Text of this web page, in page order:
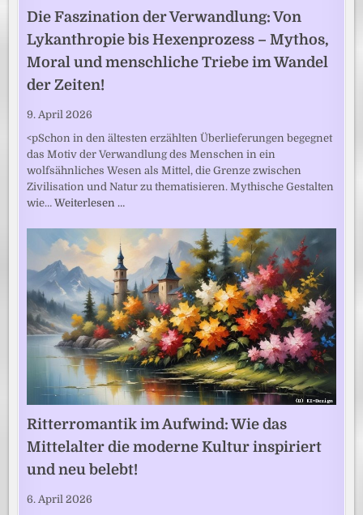
Die Faszination der Verwandlung: Von
Lykanthropie bis Hexenprozess – Mythos,
Moral und menschliche Triebe im Wandel
der Zeiten!
9. April 2026
<pSchon in den ältesten erzählten Überlieferungen begegnet
das Motiv der Verwandlung des Menschen in ein
wolfsähnliches Wesen als Mittel, die Grenze zwischen
Zivilisation und Natur zu thematisieren. Mythische Gestalten
wie…Weiterlesen …
Ritterromantik im Aufwind: Wie das
Mittelalter die moderne Kultur inspiriert
und neu belebt!
6. April 2026